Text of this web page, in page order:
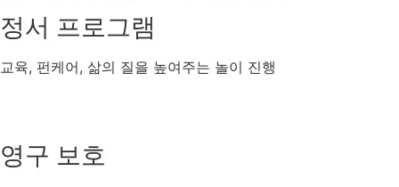
정서 프로그램
교육, 펀케어, 삶의 질을 높여주는 놀이 진행
영구 보호